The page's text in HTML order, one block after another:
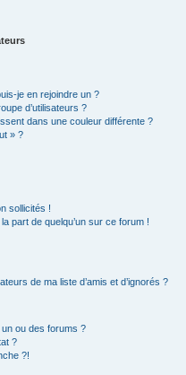
je en rejoindre un ?
d’utilisateurs ?
dans une couleur différente ?
» ?
sollicités !
part de quelqu’un sur ce forum !
de ma liste d’amis et d’ignorés ?
ou des forums ?
?
?!